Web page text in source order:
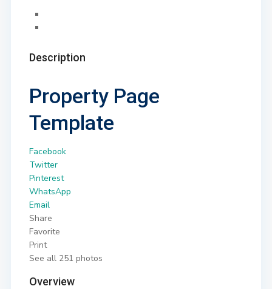
Description
Property Page
Template
Facebook
Twitter
Pinterest
WhatsApp
Email
Share
Favorite
Print
See all 251 photos
Overview